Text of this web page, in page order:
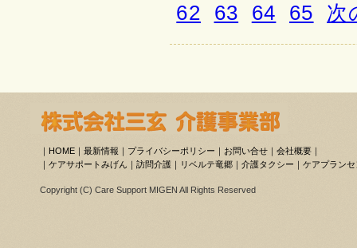
62
63 64 65 次
｜ HOME ｜ 最新情報 ｜ プライバシーポリシー ｜ お問い合せ ｜ 会社概要 ｜
｜ ケアサポートみげん ｜ 訪問介護 ｜ リベルテ竜郷 ｜ 介護タクシー ｜ ケアプラン
Copyright (C) Care Support MIGEN All Rights Reserved